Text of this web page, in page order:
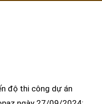
độ thi công dự án